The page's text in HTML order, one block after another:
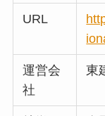
URL
運営会
社
東